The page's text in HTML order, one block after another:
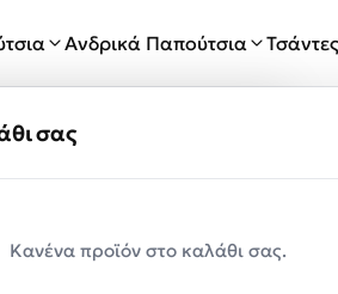
Ανδρικά Παπούτσια Τσάντες
σας
Κανένα προϊόν στο καλάθι σας.
EXE
Glitter
Γυναίκεια